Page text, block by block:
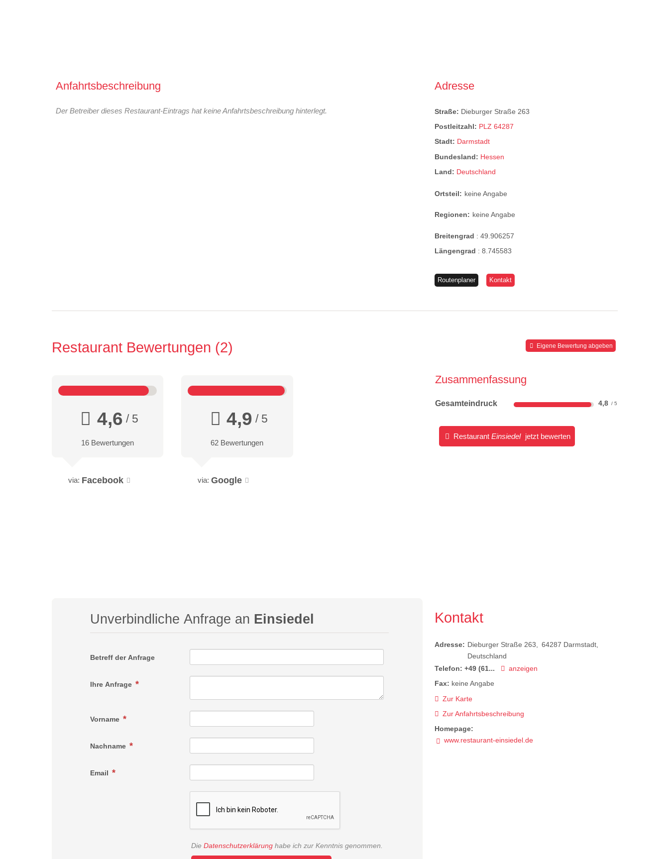
Anfahrtsbeschreibung
Der Betreiber dieses Restaurant-Eintrags hat keine Anfahrtsbeschreibung hinterlegt.
Adresse
Straße: Dieburger Straße 263
Postleitzahl: PLZ 64287
Stadt: Darmstadt
Bundesland: Hessen
Land: Deutschland
Ortsteil: keine Angabe
Regionen: keine Angabe
Breitengrad :49.906257
Längengrad :8.745583
Routenplaner Kontakt
Restaurant Bewertungen 2 Eigene Bewertung abgeben
Zusammenfassung
Gesamteindruck 4,8
RestaurantEinsiedel jetzt bewerten
4,6 / 5
16 Bewertungen
via: Facebook
4,9 / 5
62 Bewertungen
via: Google
Unverbindliche Anfrage an Einsiedel
Betreff der Anfrage
Ihre Anfrage
Vorname
Nachname
Email
DieDatenschutzerklärung habe ich zur Kenntnis genommen.
Kontakt
Adresse: Dieburger Straße 263 64287 Darmstadt
Deutschland
Telefon: +49 (61...
anzeigen
Fax: keine Angabe
Zur Karte
Zur Anfahrtsbeschreibung
Homepage:
www.restaurant-einsiedel.de